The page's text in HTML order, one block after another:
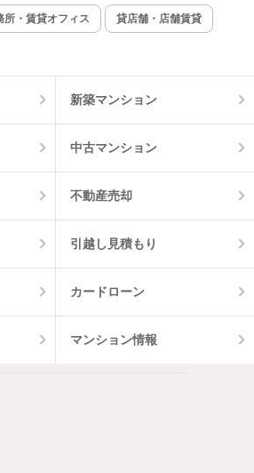
インターネット無料
所・賃貸オフィス 貸店舗・店舗賃貸
新築マンション
中古マンション
不動産売却
引越し見積もり
カードローン
マンション情報